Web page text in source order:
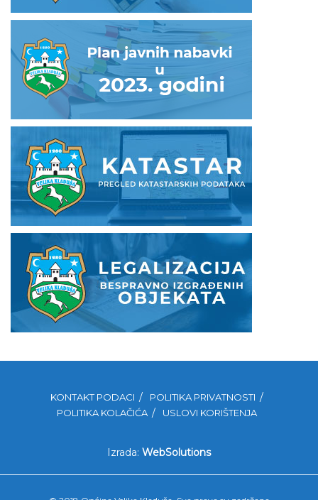
KONTAKT PODACI
POLITIKA PRIVATNOSTI
POLITIKA KOLAČIĆA
USLOVI KORIŠTENJA
Izrada: WebSolutions